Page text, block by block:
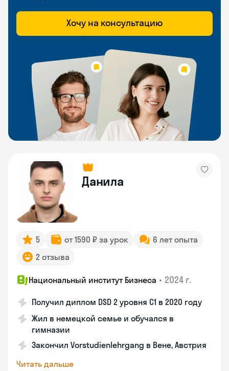
Хочу на консультацию
Данила
5 от 1590 ₽ за урок
6 лет опыта
2 отзыва
Национальный институт Бизнеса • 2024 г.
Получил диплом DSD 2 уровня С1 в 2020 году
Жил в немецкой семье и обучался в
гимназии
Закончил Vorstudienlehrgang в Вене, Австрия
Читать дальше